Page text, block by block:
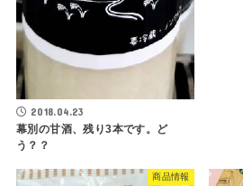
2018.04.23
幕別の甘酒、残り3本です。ど
う？？
商品情報